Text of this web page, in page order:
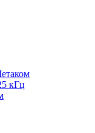
кГц